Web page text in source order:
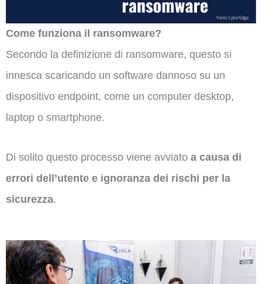
Come funziona il ransomware?
Secondo la definizione di ransomware, questo si
innesca scaricando un software dannoso su un
dispositivo endpoint, come un computer desktop,
laptop o smartphone.
Di solito questo processo viene avviato a causa di
errori dell’utente e ignoranza dei rischi per la
sicurezza.